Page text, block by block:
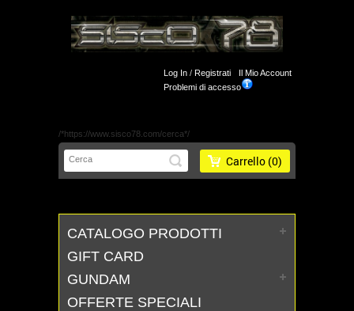
/*https://www.sisco78.com/cerca*/
Log In / Registrati
Il Mio Account
Problemi di accesso
Carrello (0)
CATALOGO PRODOTTI
GIFT CARD
GUNDAM
OFFERTE SPECIALI